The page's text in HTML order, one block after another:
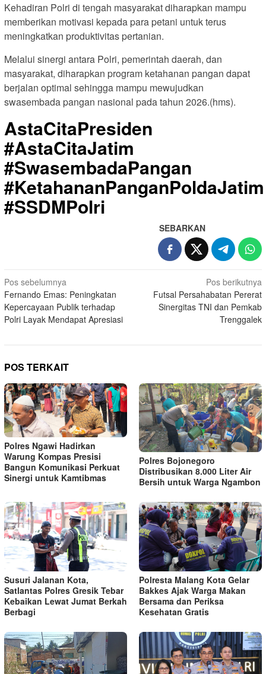
Kehadiran Polri di tengah masyarakat diharapkan mampu
memberikan motivasi kepada para petani untuk terus
meningkatkan produktivitas pertanian.
Melalui sinergi antara Polri, pemerintah daerah, dan
masyarakat, diharapkan program ketahanan pangan dapat
berjalan optimal sehingga mampu mewujudkan
swasembada pangan nasional pada tahun 2026.(hms).
AstaCitaPresiden
#AstaCitaJatim
#SwasembadaPangan
#KetahananPanganPoldaJatim
#SSDMPolri
SEBARKAN
Navigasi
pos
Pos sebelumnya
Fernando Emas: Peningkatan
Kepercayaan Publik terhadap
Polri Layak Mendapat Apresiasi
Pos berikutnya
Futsal Persahabatan Pererat
Sinergitas TNI dan Pemkab
Trenggalek
POS TERKAIT
Polres Ngawi Hadirkan
Warung Kompas Presisi
Bangun Komunikasi Perkuat
Sinergi untuk Kamtibmas
Polres Bojonegoro
Distribusikan 8.000 Liter Air
Bersih untuk Warga Ngambon
Susuri Jalanan Kota,
Satlantas Polres Gresik Tebar
Kebaikan Lewat Jumat Berkah
Berbagi
Polresta Malang Kota Gelar
Bakkes Ajak Warga Makan
Bersama dan Periksa
Kesehatan Gratis